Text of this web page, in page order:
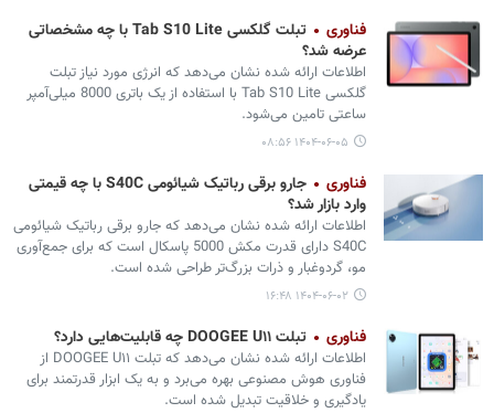
فناوری
تبلت گلکسی Tab S10 Lite با چه مشخصاتی
عرضه شد؟
اطلاعات ارائه شده نشان می‌دهد که انرژی مورد نیاز تبلت
گلکسی Tab S10 Lite با استفاده از یک باتری 8000 میلی‌آمپر
ساعتی تامین می‌‏شود.
۱۴۰۴-۰۶-۰۵ ۰۸:۵۶
فناوری
جارو برقی رباتیک شیائومی S40C با چه قیمتی
وارد بازار شد؟
اطلاعات ارائه شده نشان می‌دهد که جارو برقی رباتیک شیائومی
S40C دارای قدرت مکش 5000 پاسکال است که برای جمع‌آوری
مو، گردوغبار و ذرات بزرگ‌تر طراحی شده است.
۱۴۰۴-۰۶-۰۲ ۱۶:۴۸
فناوری تبلت DOOGEE U۱۱ چه قابلیت‌هایی دارد؟
اطلاعات ارائه شده نشان می‌دهد که تبلت DOOGEE U۱۱ از
فناوری هوش مصنوعی بهره می‌برد و به یک ابزار قدرتمند برای
یادگیری و خلاقیت تبدیل شده است.